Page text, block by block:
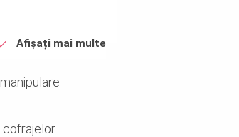
zonele
Afișați mai multe
cofrajelor